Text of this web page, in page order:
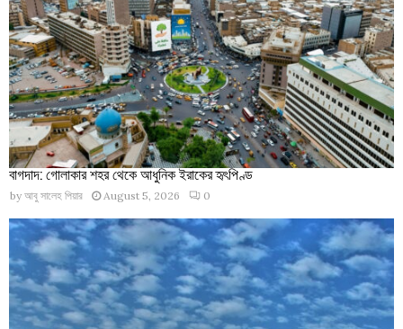
বাগদাদ: গোলাকার শহর থেকে আধুনিক ইরাকের হৃৎপিণ্ড
by আবু সালেহ পিয়ার August 5, 2026 0